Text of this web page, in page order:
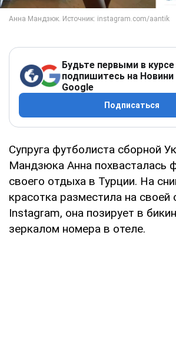
Будьте первыми в курсе
подпишитесь на Новини
Google
Подписаться
Супруга футболиста сборной
Мандзюка Анна похвасталась
своего отдыха в Турции. На
красотка разместила на своей
Instagram, она позирует в
зеркалом номера в отеле.